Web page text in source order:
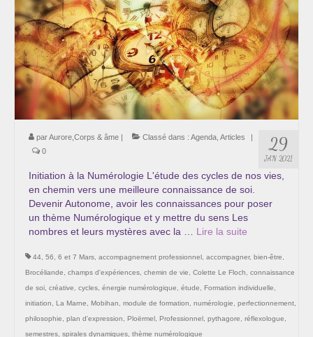
La Numérologie Créative
Initiation à la Numérologie
Témoignages Initiation à la Numérologie
LMMA – EMDR
Soins énergétiques en Bioénergie et Reiki
Soin et éveil au Féminin authentique et sacré
Chemin de libération et d’expression de soi »
Cœur de Femme »
Les Onctions Sacrées -La Magdaléenne –
Nadine-Sarah Penna
Qui suis je ?
29
JAN 2021
parAurore,Corps & âme | Classé dans : Agenda Articles
|
0
Initiation à la Numérologie L'étude des cycles de nos vies,
en chemin vers une meilleure connaissance de soi.
Devenir Autonome, avoir les connaissances pour poser
un thème Numérologique et y mettre du sens Les
nombres et leurs mystères avec la … Lire la suite­­
44 56 6 et 7 Mars accompagnement professionnel accompagner, bien-être
Brocéliande
champs d'expériences chemin de vie Colette Le Floch
connaissance
de soi créative cycles énergie numérologique étude Formation individuelle
initiation
La Marne Mobihan module de formation numérologie perfectionnement
philosophie
plan d'expression Ploërmel Professionnel pythagore réflexologue
semestres spirales dynamiques thème numérologique